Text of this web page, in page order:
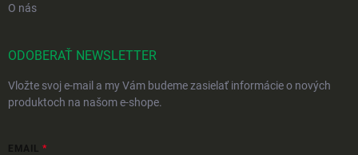
O nás
ODOBERAŤ NEWSLETTER
Vložte svoj e-mail a my Vám budeme zasielať informácie o nových
produktoch na našom e-shope.
EMAIL